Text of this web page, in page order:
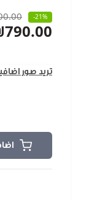
-21%
تريد صور